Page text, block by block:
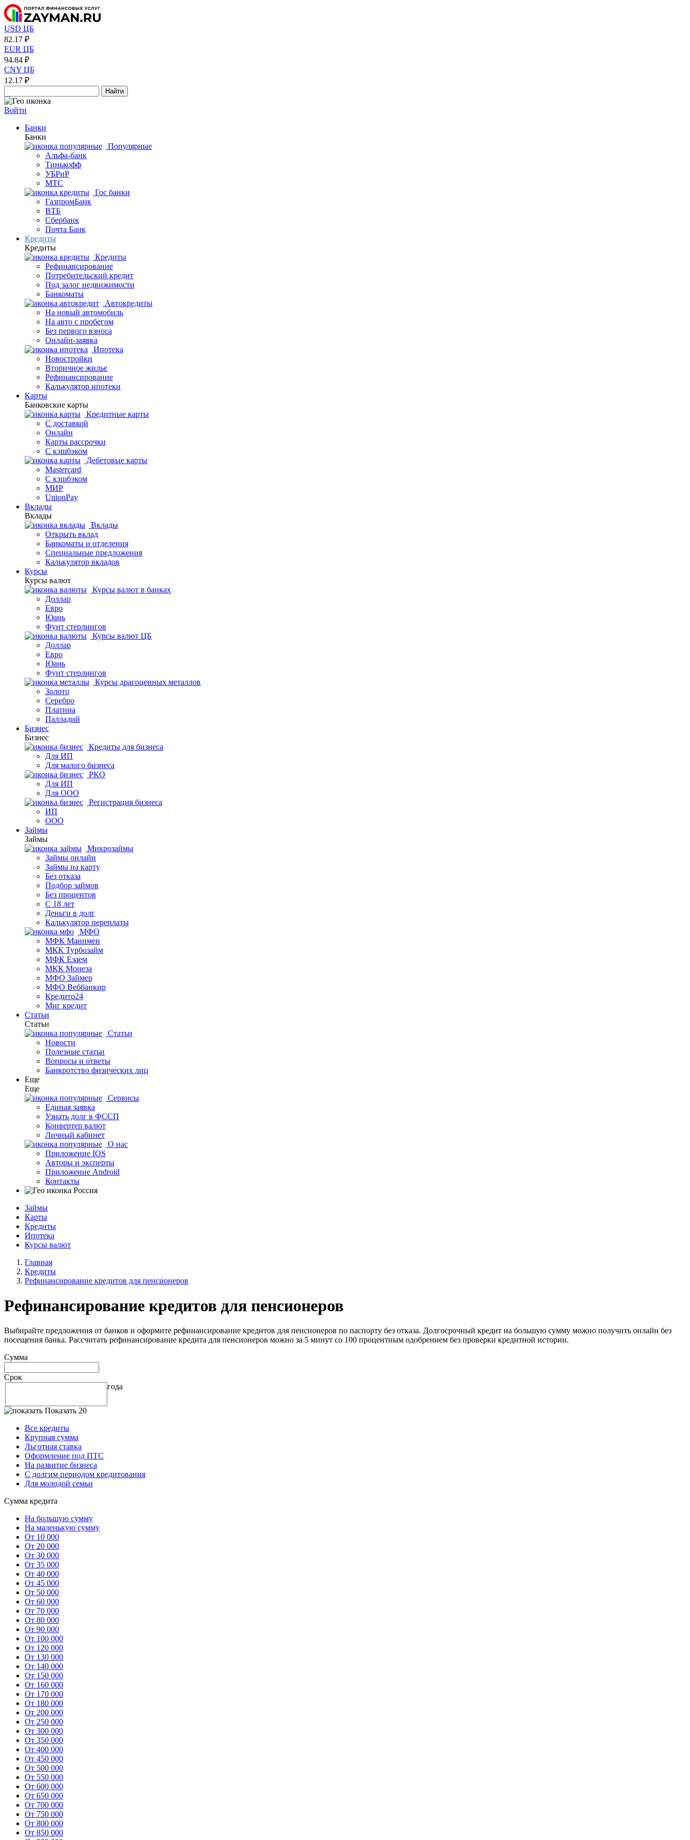
USD ЦБ
82.17 ₽
EUR ЦБ
94.84 ₽
CNY ЦБ
12.17 ₽
Найти
Войти
Банки
Банки
Популярные
Альфа-банк
Тинькофф
УБРиР
МТС
Гос банки
ГазпромБанк
ВТБ
Сбербанк
Почта Банк
Кредиты
Кредиты
Кредиты
Рефинансирование
Потребительский кредит
Под залог недвижимости
Банкоматы
Автокредиты
На новый автомобиль
На авто с пробегом
Без первого взноса
Онлайн-заявка
Ипотека
Новостройки
Вторичное жилье
Рефинансирование
Калькулятор ипотеки
Карты
Банковские карты
Кредитные карты
С доставкой
Онлайн
Карты рассрочки
С кэшбэком
Дебетовые карты
Mastercard
С кэшбэком
МИР
UnionPay
Вклады
Вклады
Вклады
Открыть вклад
Банкоматы и отделения
Специальные предложения
Калькулятор вкладов
Курсы
Курсы валют
Курсы валют в банках
Доллар
Евро
Юань
Фунт стерлингов
Курсы валют ЦБ
Доллар
Евро
Юань
Фунт стерлингов
Курсы драгоценных металлов
Золото
Серебро
Платина
Палладий
Бизнес
Бизнес
Кредиты для бизнеса
Для ИП
Для малого бизнеса
РКО
Для ИП
Для ООО
Регистрация бизнеса
ИП
ООО
Займы
Займы
Микрозаймы
Займы онлайн
Займы на карту
Без отказа
Подбор займов
Без процентов
С 18 лет
Деньги в долг
Калькулятор переплаты
МФО
МФК Манимен
МКК Турбозайм
МФК Езаем
МКК Монеза
МФО Займер
МФО Веббанкир
Кредито24
Миг кредит
Статьи
Статьи
Статьи
Новости
Полезные статьи
Вопросы и ответы
Банкротство физических лиц
Еще
Еще
Сервисы
Единая заявка
Узнать долг в ФССП
Конвертер валют
Личный кабинет
О нас
Приложение IOS
Авторы и эксперты
Приложение Android
Контакты
Россия
Займы
Карты
Кредиты
Ипотека
Курсы валют
Главная
Кредиты
Рефинансирование кредитов для пенсионеров
Рефинансирование кредитов для пенсионеров
Выбирайте предложения от банков и оформите рефинансирование кредитов для пенсионеров по паспорту без отказа. Долгосрочный кредит на большую сумму можно получить онлайн без
посещения банка. Рассчитать рефинансирование кредита для пенсионеров можно за 5 минут со 100 процентным одобрением без проверки кредитной истории.
Сумма
Срок
года
Показать 20
Все кредиты
Крупная сумма
Льготная ставка
Оформление под ПТС
На развитие бизнеса
С долгим периодом кредитования
Для молодой семьи
Сумма кредита
На большую сумму
На маленькую сумму
От 10 000
От 20 000
От 30 000
От 35 000
От 40 000
От 45 000
От 50 000
От 60 000
От 70 000
От 80 000
От 90 000
От 100 000
От 120 000
От 130 000
От 140 000
От 150 000
От 160 000
От 170 000
От 180 000
От 200 000
От 250 000
От 300 000
От 350 000
От 400 000
От 450 000
От 500 000
От 550 000
От 600 000
От 650 000
От 700 000
От 750 000
От 800 000
От 850 000